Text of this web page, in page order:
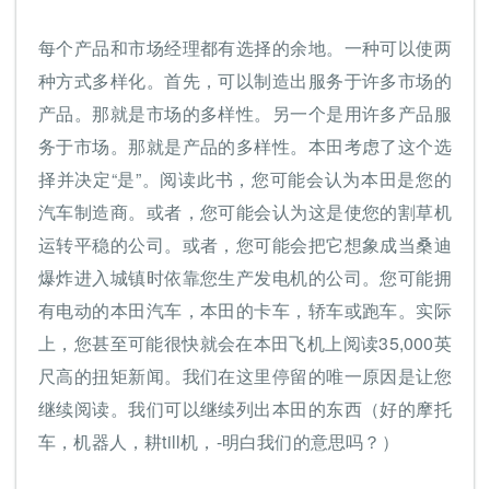
每个产品和市场经理都有选择的余地。一种可以使两
种方式多样化。首先，可以制造出服务于许多市场的
产品。那就是市场的多样性。另一个是用许多产品服
务于市场。那就是产品的多样性。本田考虑了这个选
择并决定“是”。阅读此书，您可能会认为本田是您的
汽车制造商。或者，您可能会认为这是使您的割草机
运转平稳的公司。或者，您可能会把它想象成当桑迪
爆炸进入城镇时依靠您生产发电机的公司。您可能拥
有电动的本田汽车，本田的卡车，轿车或跑车。实际
上，您甚至可能很快就会在本田飞机上阅读35,000英
尺高的扭矩新闻。我们在这里停留的唯一原因是让您
继续阅读。我们可以继续列出本田的东西（好的摩托
车，机器人，耕till机，-明白我们的意思吗？）